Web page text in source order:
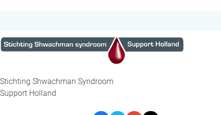
Stichting Shwachman Syndroom
Support Holland